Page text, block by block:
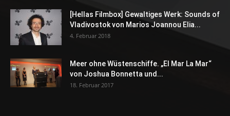
[Hellas Filmbox] Gewaltiges Werk: Sounds of
Vladivostok von Marios Joannou Elia...
4. Februar 2018
Meer ohne Wüstenschiffe. „El Mar La Mar“
von Joshua Bonnetta und...
18. Februar 2017